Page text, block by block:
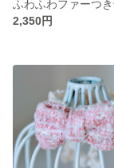
2,350円